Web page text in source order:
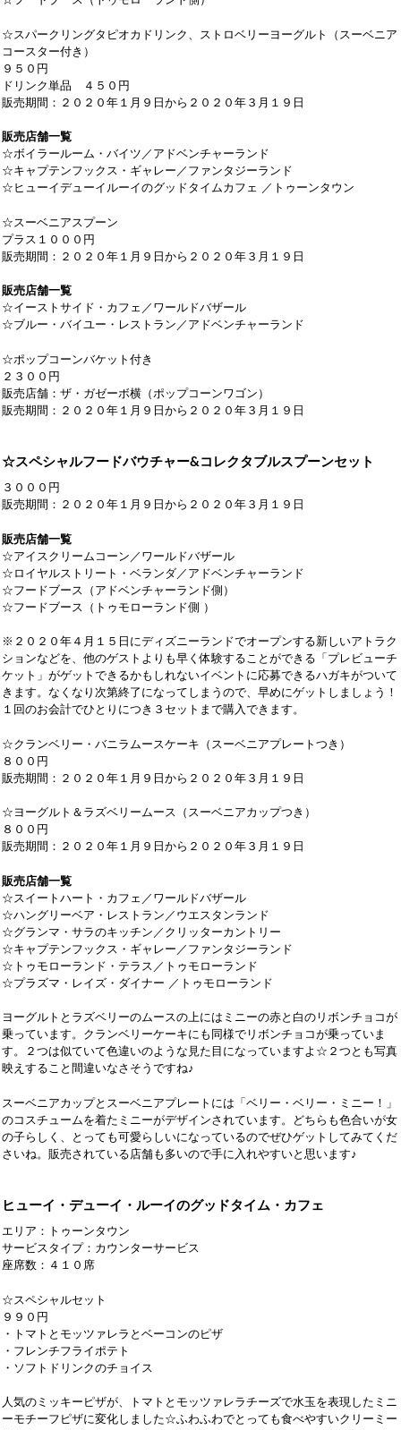
☆スパークリングタピオカドリンク、ストロベリーヨーグルト（スーベニア
コースター付き）
９５０円
ドリンク単品 ４５０円
販売期間：２０２０年１月９日から２０２０年３月１９日
販売店舗一覧
☆ボイラールーム・バイツ／アドベンチャーランド
☆キャプテンフックス・ギャレー／ファンタジーランド
☆ヒューイデューイルーイのグッドタイムカフェ ／トゥーンタウン
☆スーベニアスプーン
プラス１０００円
販売期間：２０２０年１月９日から２０２０年３月１９日
販売店舗一覧
☆イーストサイド・カフェ／ワールドバザール
☆ブルー・バイユー・レストラン／アドベンチャーランド
☆ポップコーンバケット付き
２３００円
販売店舗：ザ・ガゼーボ横（ポップコーンワゴン）
販売期間：２０２０年１月９日から２０２０年３月１９日
☆スペシャルフードバウチャー&コレクタブルスプーンセット
３０００円
販売期間：２０２０年１月９日から２０２０年３月１９日
販売店舗一覧
☆アイスクリームコーン／ワールドバザール
☆ロイヤルストリート・ベランダ／アドベンチャーランド
☆フードブース（アドベンチャーランド側）
☆フードブース（トゥモローランド側 ）
※２０２０年４月１５日にディズニーランドでオープンする新しいアトラク
ションなどを、他のゲストよりも早く体験することができる「プレビューチ
ケット」がゲットできるかもしれないイベントに応募できるハガキがついて
きます。なくなり次第終了になってしまうので、早めにゲットしましょう！
１回のお会計でひとりにつき３セットまで購入できます。
☆クランベリー・バニラムースケーキ（スーベニアプレートつき）
８００円
販売期間：２０２０年１月９日から２０２０年３月１９日
☆ヨーグルト＆ラズベリームース（スーベニアカップつき）
８００円
販売期間：２０２０年１月９日から２０２０年３月１９日
販売店舗一覧
☆スイートハート・カフェ／ワールドバザール
☆ハングリーベア・レストラン／ウエスタンランド
☆グランマ・サラのキッチン／クリッターカントリー
☆キャプテンフックス・ギャレー／ファンタジーランド
☆トゥモローランド・テラス／トゥモローランド
☆プラズマ・レイズ・ダイナー ／トゥモローランド
ヨーグルトとラズベリーのムースの上にはミニーの赤と白のリボンチョコが
乗っています。クランベリーケーキにも同様でリボンチョコが乗っていま
す。２つは似ていて色違いのような見た目になっていますよ☆２つとも写真
映えすること間違いなさそうですね♪
スーベニアカップとスーベニアプレートには「ベリー・ベリー・ミニー！」
のコスチュームを着たミニーがデザインされています。どちらも色合いが女
の子らしく、とっても可愛らしいになっているのでぜひゲットしてみてくだ
さいね。販売されている店舗も多いので手に入れやすいと思います♪
ヒューイ・デューイ・ルーイのグッドタイム・カフェ
エリア：トゥーンタウン
サービスタイプ：カウンターサービス
座席数：４１０席
☆スペシャルセット
９９０円
・トマトとモッツァレラとベーコンのピザ
・フレンチフライポテト
・ソフトドリンクのチョイス
人気のミッキーピザが、トマトとモッツァレラチーズで水玉を表現したミニ
ーモチーフピザに変化しました☆ふわふわでとっても食べやすいクリーミー